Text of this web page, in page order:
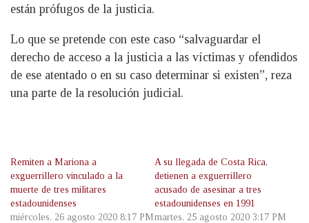
están prófugos de la justicia.
Lo que se pretende con este caso “salvaguardar el
derecho de acceso a la justicia a las víctimas y ofendidos
de ese atentado o en su caso determinar si existen”, reza
una parte de la resolución judicial.
Remiten a Mariona a
exguerrillero vinculado a la
muerte de tres militares
estadounidenses
miércoles, 26 agosto 2020 8:17 PM
A su llegada de Costa Rica,
detienen a exguerrillero
acusado de asesinar a tres
estadounidenses en 1991
martes, 25 agosto 2020 3:17 PM